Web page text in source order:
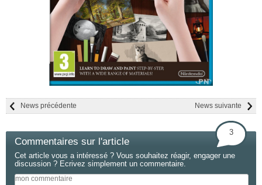
News suivante
News précédente
Commentaires sur l'article
3
Cet article vous a intéressé ? Vous souhaitez réagir, engager une
discussion ? Ecrivez simplement un commentaire.